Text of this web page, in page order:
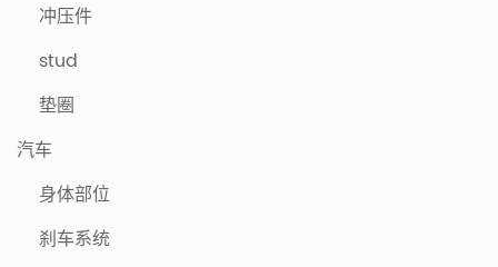
冲压件
stud
垫圈
汽车
身体部位
刹车系统